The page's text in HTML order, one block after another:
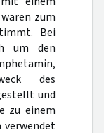
zum
Bei
um den
des
und
zu einem
verwendet